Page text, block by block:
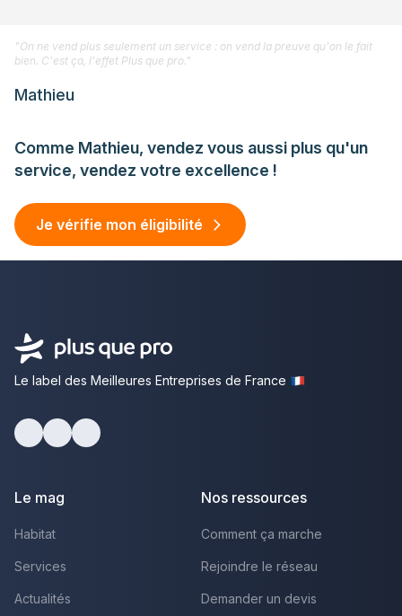
Comme Mathieu, vendez vous aussi plus qu'un
service, vendez votre excellence !
Je vérifie mon éligibilité
"On ne vend plus seulement un service : on vend la preuve qu'on le fait
bien. C'est ça, l'effet Plus que pro."
Mathieu
Le label des Meilleures Entreprises de France
Le mag
Habitat
Services
Actualités
Nos ressources
Comment ça marche
Rejoindre le réseau
Demander un devis